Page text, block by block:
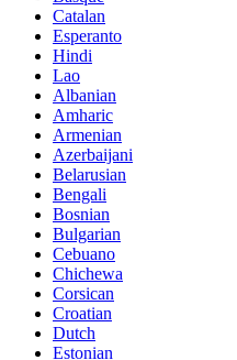
Catalan
Esperanto
Hindi
Lao
Albanian
Amharic
Armenian
Azerbaijani
Belarusian
Bengali
Bosnian
Bulgarian
Cebuano
Chichewa
Corsican
Croatian
Dutch
Estonian